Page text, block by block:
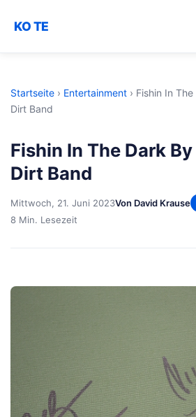
KO TE
Startseite › Entertainment › Fishin In
Dirt Band
Fishin In The Dark
Dirt Band
Mittwoch, 21. Juni 2023Von David Krause
8 Min. Lesezeit